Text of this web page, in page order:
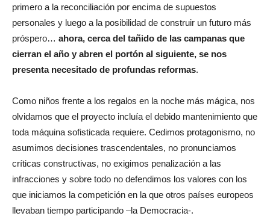
primero a la reconciliación por encima de supuestos
personales y luego a la posibilidad de construir un futuro más
próspero… ahora, cerca del tañido de las campanas que
cierran el año y abren el portón al siguiente, se nos
presenta necesitado de profundas reformas.
Como niños frente a los regalos en la noche más mágica, nos
olvidamos que el proyecto incluía el debido mantenimiento que
toda máquina sofisticada requiere. Cedimos protagonismo, no
asumimos decisiones trascendentales, no pronunciamos
críticas constructivas, no exigimos penalización a las
infracciones y sobre todo no defendimos los valores con los
que iniciamos la competición en la que otros países europeos
llevaban tiempo participando –la Democracia-.